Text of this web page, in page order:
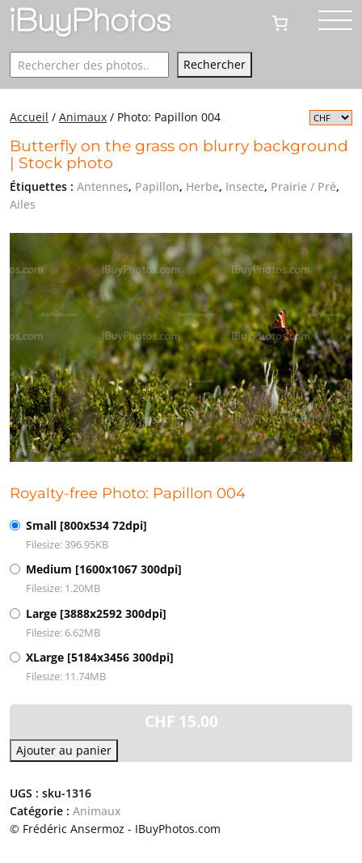
Rechercher Rechercher
Accueil / Animaux / Photo: Papillon 004
Butterfly on the grass on blurry background
| Stock photo
Étiquettes : Antennes, Papillon, Herbe, Insecte, Prairie / Pré,
Ailes
Royalty-free Photo: Papillon 004
Small [800x534 72dpi]
Filesize: 396.95KB
Medium [1600x1067 300dpi]
Filesize: 1.20MB
Large [3888x2592 300dpi]
Filesize: 6.62MB
XLarge [5184x3456 300dpi]
Filesize: 11.74MB
CHF 15.00
Ajouter au panier
UGS : sku-1316
Catégorie : Animaux
© Frédéric Ansermoz - IBuyPhotos.com